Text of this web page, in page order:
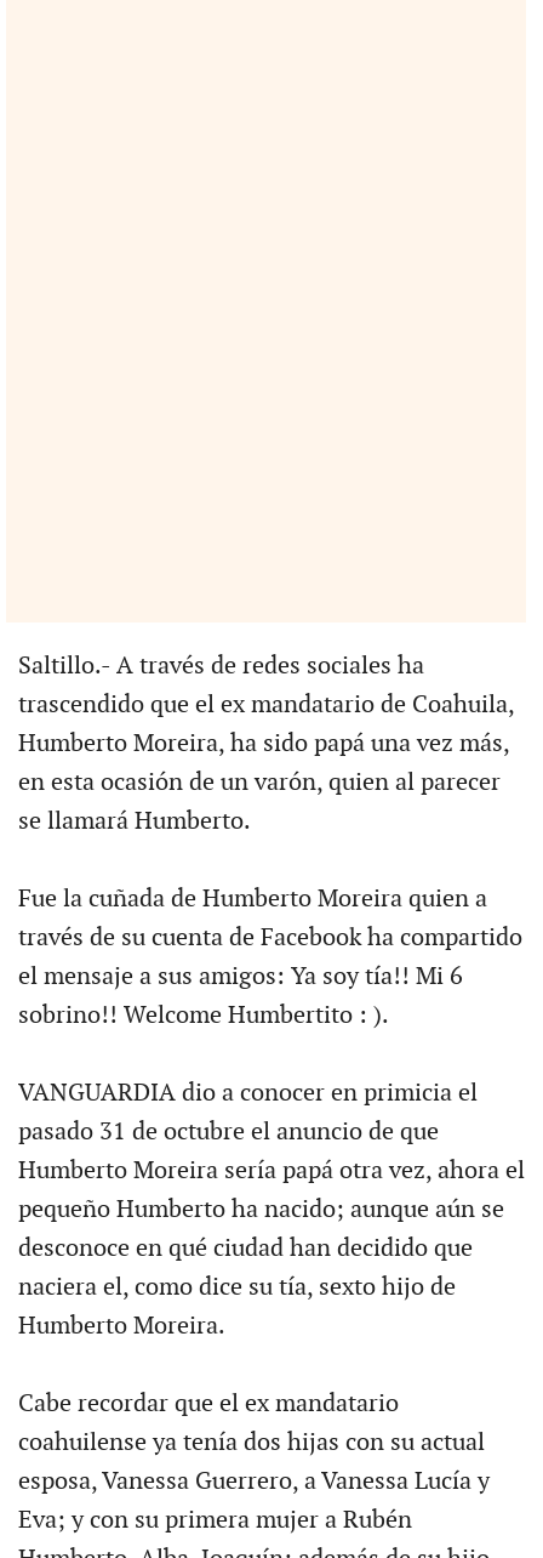
Saltillo.- A través de redes sociales ha
trascendido que el ex mandatario de Coahuila,
Humberto Moreira, ha sido papá una vez más,
en esta ocasión de un varón, quien al parecer
se llamará Humberto.
Fue la cuñada de Humberto Moreira quien a
través de su cuenta de Facebook ha compartido
el mensaje a sus amigos: Ya soy tía!! Mi 6
sobrino!! Welcome Humbertito : ).
VANGUARDIA dio a conocer en primicia el
pasado 31 de octubre el anuncio de que
Humberto Moreira sería papá otra vez, ahora el
pequeño Humberto ha nacido; aunque aún se
desconoce en qué ciudad han decidido que
naciera el, como dice su tía, sexto hijo de
Humberto Moreira.
Cabe recordar que el ex mandatario
coahuilense ya tenía dos hijas con su actual
esposa, Vanessa Guerrero, a Vanessa Lucía y
Eva; y con su primera mujer a Rubén